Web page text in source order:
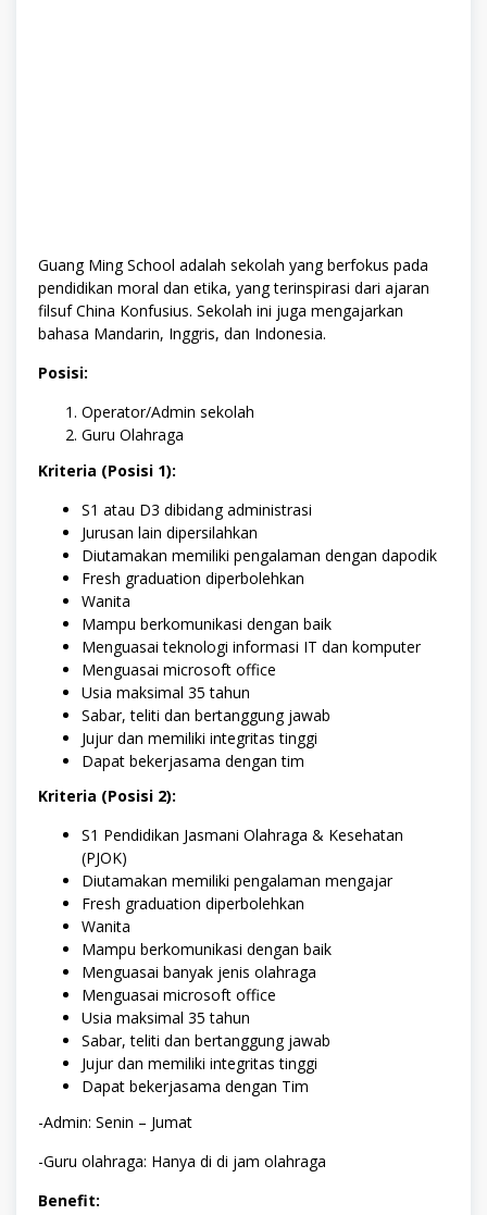
Guang Ming School adalah sekolah yang berfokus pada
pendidikan moral dan etika, yang terinspirasi dari ajaran
filsuf China Konfusius. Sekolah ini juga mengajarkan
bahasa Mandarin, Inggris, dan Indonesia.
Posisi:
Operator/Admin sekolah
Guru Olahraga
Kriteria (Posisi 1):
S1 atau D3 dibidang administrasi
Jurusan lain dipersilahkan
Diutamakan memiliki pengalaman dengan dapodik
Fresh graduation diperbolehkan
Wanita
Mampu berkomunikasi dengan baik
Menguasai teknologi informasi IT dan komputer
Menguasai microsoft office
Usia maksimal 35 tahun
Sabar, teliti dan bertanggung jawab
Jujur dan memiliki integritas tinggi
Dapat bekerjasama dengan tim
Kriteria (Posisi 2):
S1 Pendidikan Jasmani Olahraga & Kesehatan
(PJOK)
Diutamakan memiliki pengalaman mengajar
Fresh graduation diperbolehkan
Wanita
Mampu berkomunikasi dengan baik
Menguasai banyak jenis olahraga
Menguasai microsoft office
Usia maksimal 35 tahun
Sabar, teliti dan bertanggung jawab
Jujur dan memiliki integritas tinggi
Dapat bekerjasama dengan Tim
-Admin: Senin – Jumat
-Guru olahraga: Hanya di di jam olahraga
Benefit: